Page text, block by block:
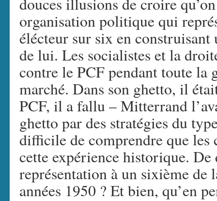
organisation politique qui
élécteur sur six en
de lui. Les socialistes et la
contre le PCF pendant toute la
marché. Dans son ghetto, il
PCF, il a fallu – Mitterrand
ghetto par des stratégies du
difficile de comprendre que
cette expérience historique.
représentation à un sixième de
années 1950 ? Et bien, qu’en